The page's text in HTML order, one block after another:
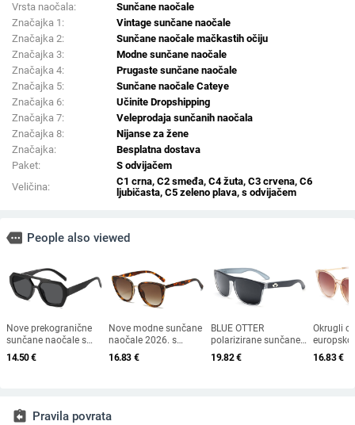
Vrsta naočala:
Sunčane naočale
Značajka 1:
Vintage sunčane naočale
Značajka 2:
Sunčane naočale mačkastih očiju
Značajka 3:
Modne sunčane naočale
Značajka 4:
Prugaste sunčane naočale
Značajka 5:
Sunčane naočale Cateye
Značajka 6:
Učinite Dropshipping
Značajka 7:
Veleprodaja sunčanih naočala
Značajka 8:
Nijanse za žene
Značajka:
Besplatna dostava
Paket:
S odvijačem
Veličina:
C1 crna, C2 smeđa, C4 žuta, C3 crvena, C6
ljubičasta, C5 zeleno plava, s odvijačem
more People also viewed
Nove prekogranične
sunčane naočale s
dvostrukim mostom
nepravilnog oblika,
jedinstvene sunčane
14.50€
Nove modne sunčane
naočale 2026. s
okvirom u obliku
mačke i zlatnim
16.83 €
BLUE OTTER
polarizirane sunčane
naočale, sunčane
naočale za sportove
19.82€
Okrugli
okvir,
16.83€
assignment_return Pravila povrata